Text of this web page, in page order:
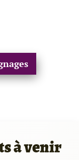
à venir